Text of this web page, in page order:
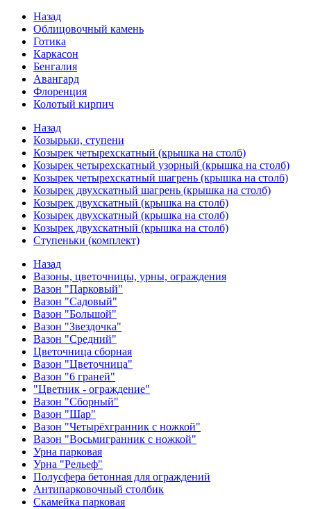
Назад
Облицовочный камень
Готика
Каркасон
Бенгалия
Авангард
Флоренция
Колотый кирпич
Назад
Козырьки, ступени
Козырек четырехскатный (крышка на столб)
Козырек четырехскатный узорный (крышка на столб)
Козырек четырехскатный шагрень (крышка на столб)
Козырек двухскатный шагрень (крышка на столб)
Козырек двухскатный (крышка на столб)
Козырек двухскатный (крышка на столб)
Козырек двухскатный (крышка на столб)
Ступеньки (комплект)
Назад
Вазоны, цветочницы, урны, ограждения
Вазон "Парковый"
Вазон "Садовый"
Вазон "Большой"
Вазон "Звездочка"
Вазон "Средний"
Цветочница сборная
Вазон "Цветочница"
Вазон "6 граней"
"Цветник - ограждение"
Вазон "Сборный"
Вазон "Шар"
Вазон "Четырёхгранник с ножкой"
Вазон "Восьмигранник с ножкой"
Урна парковая
Урна "Рельеф"
Полусфера бетонная для ограждений
Антипарковочный столбик
Скамейка парковая